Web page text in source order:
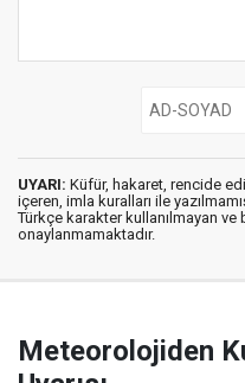
UYARI: Küfür, hakaret, rencide
içeren, imla kuralları ile
Türkçe karakter kullanılmayan ve
onaylanmamaktadır.
Meteorolojiden